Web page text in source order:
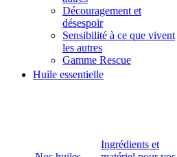
Découragement et
désespoir
Sensibilité à ce que vivent
les autres
Gamme Rescue
Huile essentielle
Ingrédients et